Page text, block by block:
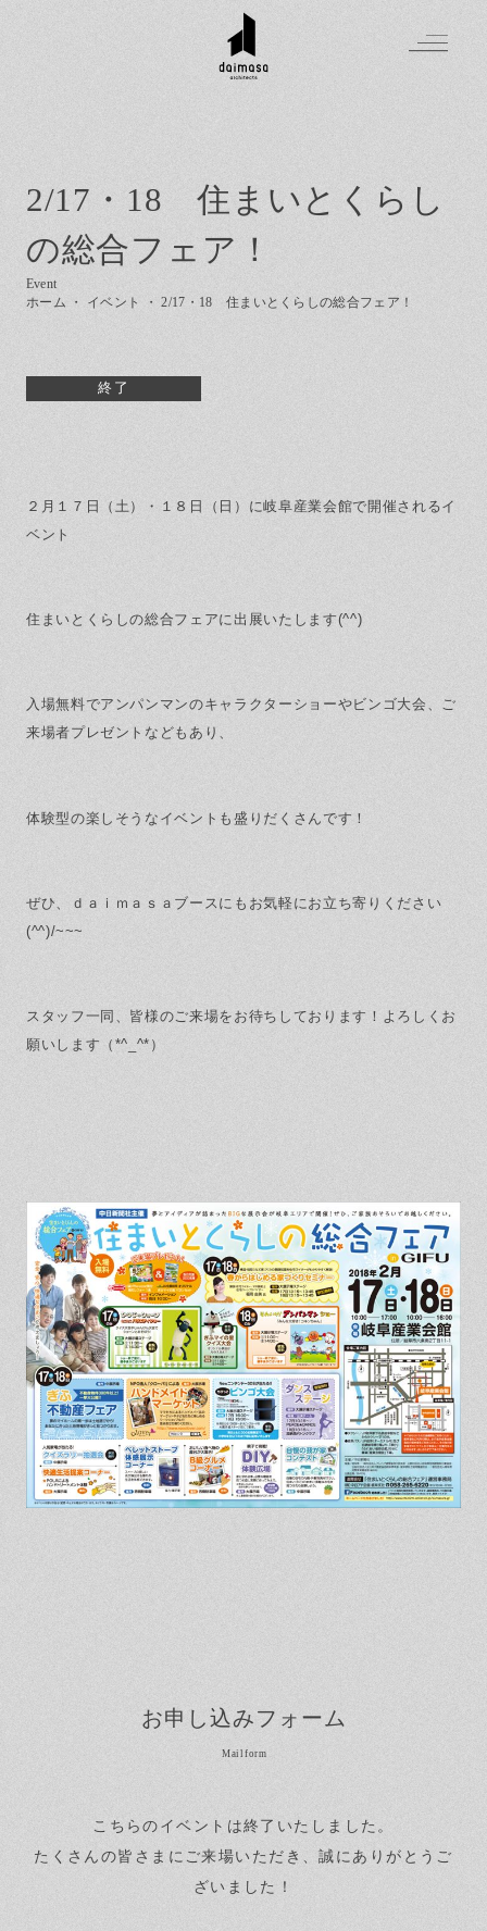
2/17・18 住まいとくらし
の総合フェア！
ホーム ・ イベント ・2/17・18 住まいとくらしの総合フェア！
終了
２月１７日（土）・１８日（日）に岐阜産業会館で開催されるイ
ベント
住まいとくらしの総合フェアに出展いたします(^^)
入場無料でアンパンマンのキャラクターショーやビンゴ大会、ご
来場者プレゼントなどもあり、
体験型の楽しそうなイベントも盛りだくさんです！
ぜひ、ｄａｉｍａｓａブースにもお気軽にお立ち寄りください
(^^)/~~~
スタッフ一同、皆様のご来場をお待ちしております！よろしくお
願いします（*^_^*）
お申し込みフォーム
こちらのイベントは終了いたしました。
たくさんの皆さまにご来場いただき、誠にありがとうご
ざいました！
Greeting
はじめましての方へ
Made in DAIMASA
私たちの想い
オーダーメイドの住まい
素材のこだわり
For customer
スタイル集
お客様の声
お知らせ
Company
採用情報
お問い合わせ
stace N
Event Contact